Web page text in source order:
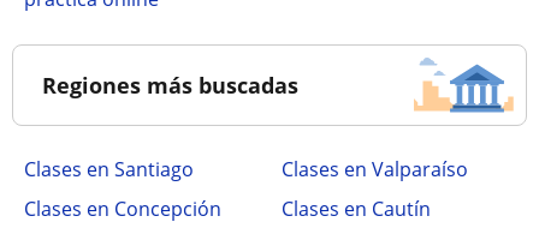
Regiones más buscadas
Clases en Santiago
Clases en Valparaíso
Clases en Concepción
Clases en Cautín